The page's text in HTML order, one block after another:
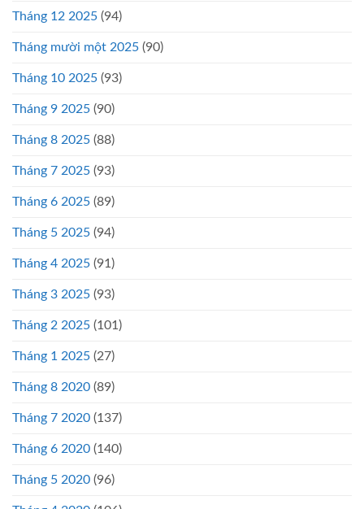
Tháng 12 2025 (94)
Tháng mười một 2025 (90)
Tháng 10 2025 (93)
Tháng 9 2025 (90)
Tháng 8 2025 (88)
Tháng 7 2025 (93)
Tháng 6 2025 (89)
Tháng 5 2025 (94)
Tháng 4 2025 (91)
Tháng 3 2025 (93)
Tháng 2 2025 (101)
Tháng 1 2025 (27)
Tháng 8 2020 (89)
Tháng 7 2020 (137)
Tháng 6 2020 (140)
Tháng 5 2020 (96)